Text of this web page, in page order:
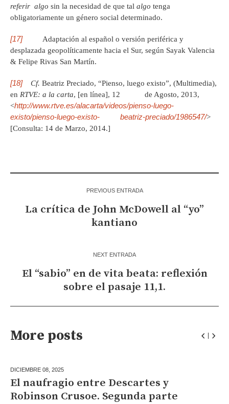
referir algo sin la necesidad de que tal algo tenga
obligatoriamente un género social determinado.
[17]Adaptación al español o versión periférica y
desplazada geopolíticamente hacia el Sur, según Sayak Valencia
& Felipe Rivas San Martín.
[18]Cf. Beatriz Preciado, “Pienso, luego existo”, (Multimedia),
en RTVE: a la carta, [en línea], 12 de Agosto, 2013,
<http://www.rtve.es/alacarta/videos/pienso-luego-
existo/pienso-luego-existo- beatriz-preciado/1986547/>
[Consulta: 14 de Marzo, 2014.]
PREVIOUS ENTRADA
La crítica de John McDowell al “yo”
kantiano
NEXT ENTRADA
El “sabio” en de vita beata: reflexión
sobre el pasaje 11,1.
More posts
DICIEMBRE 08, 2025
El naufragio entre Descartes y
Robinson Crusoe. Segunda parte